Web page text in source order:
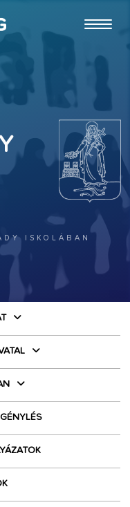
ISKOLÁBAN